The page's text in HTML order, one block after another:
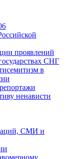
проявлений
СНГ
в
ненависти
СМИ и